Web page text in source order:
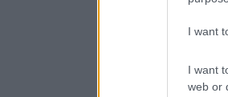
I want
I want
web or